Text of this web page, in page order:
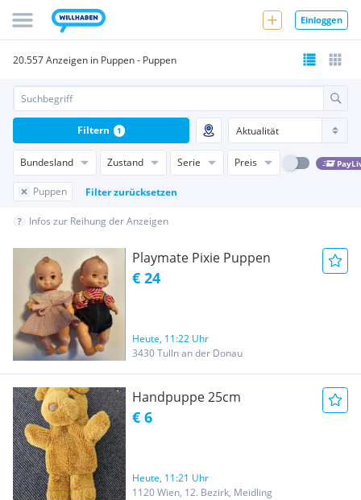
Einloggen
20.557 Anzeigen in Puppen - Puppen
Bundesland Zustand Serie Preis
Puppen Filter zurücksetzen
Filtern 1
Infos zur Reihung der Anzeigen
Playmate Pixie Puppen
€ 24
Heute, 11:22 Uhr
3430 Tulln an der Donau
Handpuppe 25cm
€ 6
Heute, 11:21 Uhr
1120 Wien, 12. Bezirk, Meidling